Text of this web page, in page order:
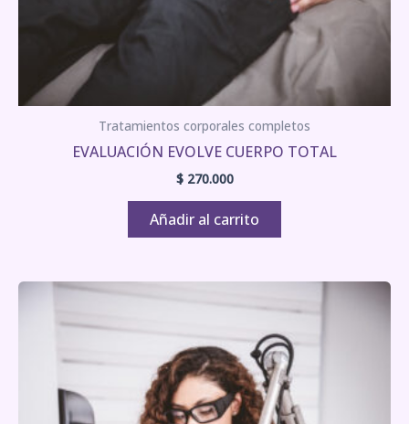
Tratamientos corporales completos
EVALUACIÓN EVOLVE CUERPO TOTAL
$270.000
Añadir al carrito